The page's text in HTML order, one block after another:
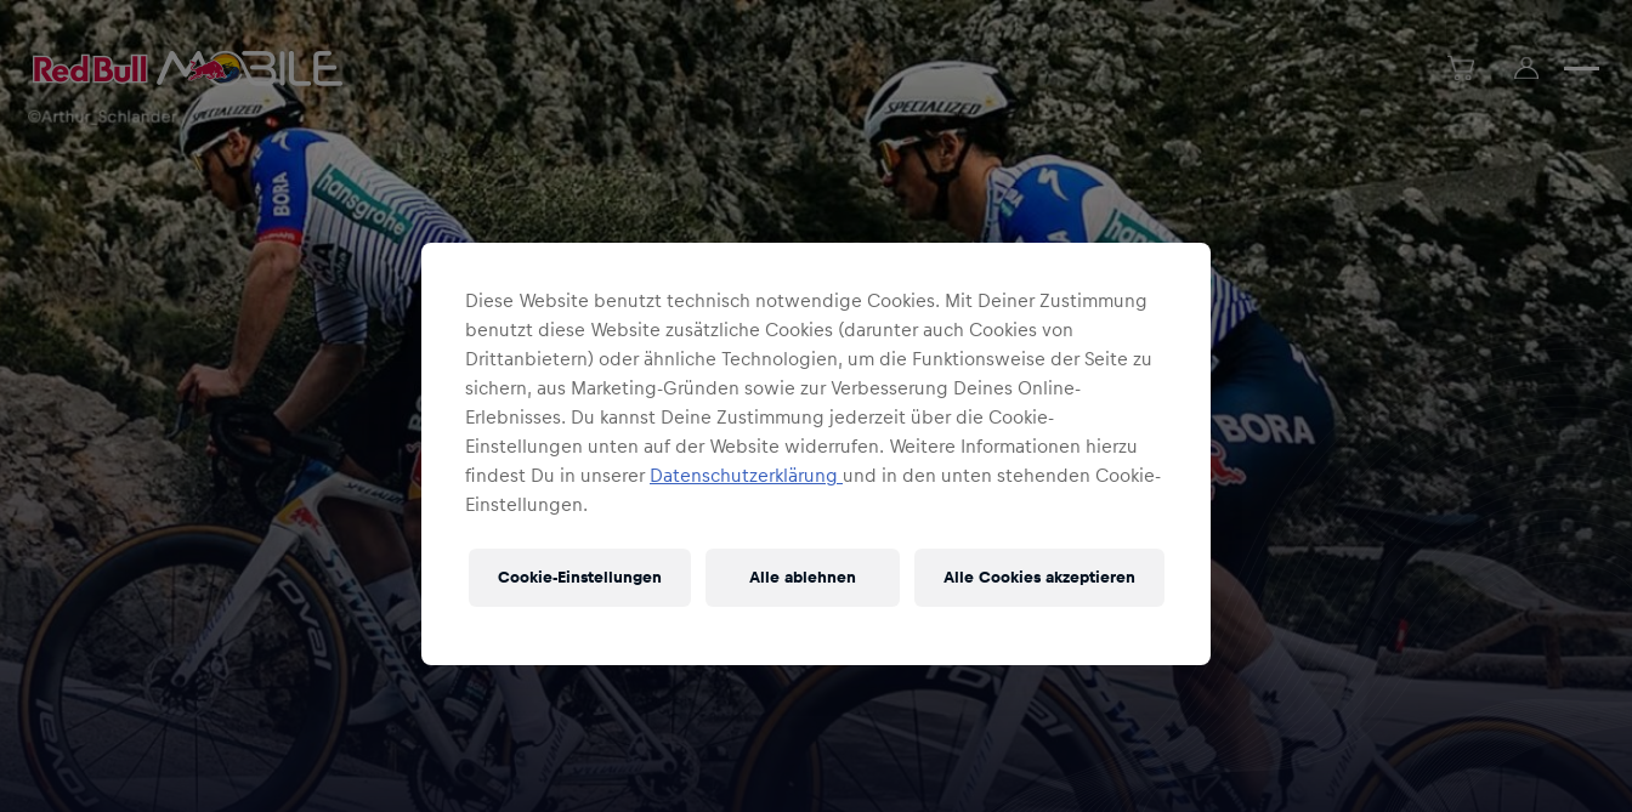
Diese Website benutzt technisch notwendige Cookies. Mit Deiner Zustimmung
benutzt diese Website zusätzliche Cookies (darunter auch Cookies von
Drittanbietern) oder ähnliche Technologien, um die Funktionsweise der Seite zu
sichern, aus Marketing-Gründen sowie zur Verbesserung Deines Online-
Erlebnisses. Du kannst Deine Zustimmung jederzeit über die Cookie-
Einstellungen unten auf der Website widerrufen. Weitere Informationen hierzu
findest Du in unserer Datenschutzerklärung und in den unten stehenden Cookie-
Einstellungen.
Alle ablehnen Alle Cookies akzeptieren
Cookie-Einstellungen